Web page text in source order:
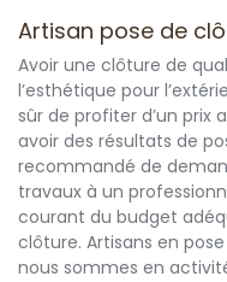
Artisan pose de
Avoir une clôture de
l’esthétique pour
sûr de profiter d’un prix
avoir des résultats de
recommandé de
travaux à un
courant du budget
clôture. Artisans en
nous sommes en